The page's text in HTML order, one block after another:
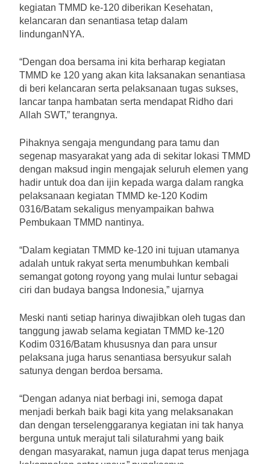
kegiatan TMMD ke-120 diberikan Kesehatan,
kelancaran dan senantiasa tetap dalam
lindunganNYA.
“Dengan doa bersama ini kita berharap kegiatan
TMMD ke 120 yang akan kita laksanakan senantiasa
di beri kelancaran serta pelaksanaan tugas sukses,
lancar tanpa hambatan serta mendapat Ridho dari
Allah SWT,” terangnya.
Pihaknya sengaja mengundang para tamu dan
segenap masyarakat yang ada di sekitar lokasi TMMD
dengan maksud ingin mengajak seluruh elemen yang
hadir untuk doa dan ijin kepada warga dalam rangka
pelaksanaan kegiatan TMMD ke-120 Kodim
0316/Batam sekaligus menyampaikan bahwa
Pembukaan TMMD nantinya.
“Dalam kegiatan TMMD ke-120 ini tujuan utamanya
adalah untuk rakyat serta menumbuhkan kembali
semangat gotong royong yang mulai luntur sebagai
ciri dan budaya bangsa Indonesia,” ujarnya
Meski nanti setiap harinya diwajibkan oleh tugas dan
tanggung jawab selama kegiatan TMMD ke-120
Kodim 0316/Batam khususnya dan para unsur
pelaksana juga harus senantiasa bersyukur salah
satunya dengan berdoa bersama.
“Dengan adanya niat berbagi ini, semoga dapat
menjadi berkah baik bagi kita yang melaksanakan
dan dengan terselenggaranya kegiatan ini tak hanya
berguna untuk merajut tali silaturahmi yang baik
dengan masyarakat, namun juga dapat terus menjaga